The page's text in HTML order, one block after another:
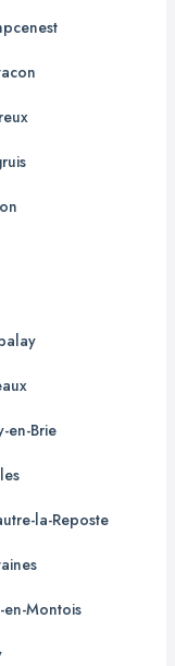
en-Brie
la-Reposte
en-Montois